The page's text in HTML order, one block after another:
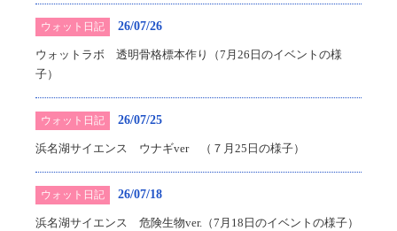
ウォット日記 26/07/26
ウォットラボ 透明骨格標本作り（7月26日のイベントの様
子）
ウォット日記 26/07/25
浜名湖サイエンス ウナギver （７月25日の様子）
ウォット日記 26/07/18
浜名湖サイエンス 危険生物ver.（7月18日のイベントの様子）